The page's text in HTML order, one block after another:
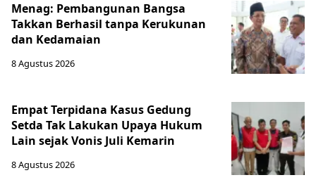
Menag: Pembangunan Bangsa
Takkan Berhasil tanpa Kerukunan
dan Kedamaian
8 Agustus 2026
Empat Terpidana Kasus Gedung
Setda Tak Lakukan Upaya Hukum
Lain sejak Vonis Juli Kemarin
8 Agustus 2026